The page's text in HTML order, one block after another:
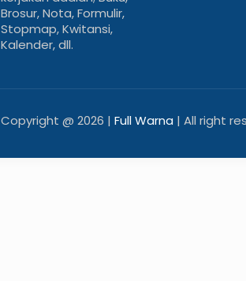
Brosur, Nota, Formulir,
Stopmap, Kwitansi,
Kalender, dll.
Copyright @ 2026 | Full Warna | All right